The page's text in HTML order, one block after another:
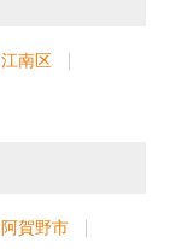
江南区
阿賀野市